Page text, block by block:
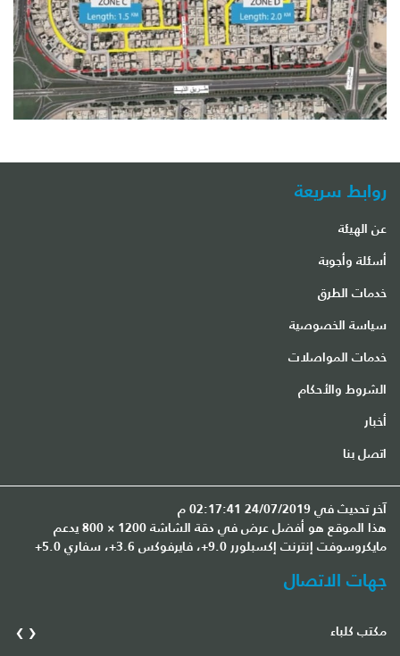
روابط سريعة
عن الهيئة
أسئلة وأجوبة
خدمات الطرق
سياسة الخصوصية
خدمات المواصلات
الشروط والأحكام
أخبار
اتصل بنا
آخر تحديث في 24/07/2019 02:17:41 م
هذا الموقع هو أفضل عرض في دقة الشاشة 1200 × 800 يدعم
مايكروسوفت إنترنت إكسبلورر 9.0+، فايرفوكس 3.6+، سفاري 5.0+
جهات الاتصال
مكتب كلباء ‹
›